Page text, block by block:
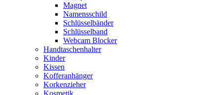
Magnet
Namensschild
Schlüsselbänder
Schlüsselband
Webcam Blocker
Handtaschenhalter
Kinder
Kissen
Kofferanhänger
Korkenzieher
Kosmetik